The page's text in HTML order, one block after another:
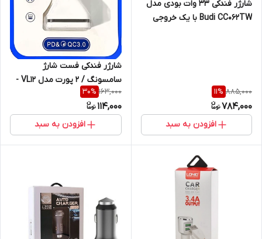
شارژر فندکی 33 وات بودی مدل
Budi CC062TW با یک خروجی
885,000
11%
784,000
افزودن به سبد
شارژر فندکی فست شارژ
سامسونگ / 2 پورت مدل VL12 -
غیر اصل / پک ضعیف
163,000
30%
114,000
افزودن به سبد